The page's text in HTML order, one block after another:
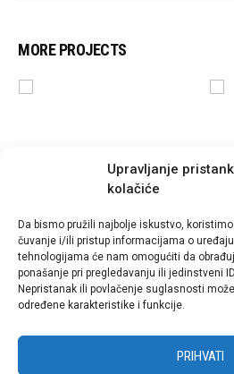
Upravljanje
kolačiće
Da bismo pružili najbolje iskustvo,
čuvanje i/ili pristup informacijama o
tehnologijama će nam omogućiti da
ponašanje pri pregledavanju ili jedinstveni
Nepristanak ili povlačenje suglasnosti
određene karakteristike i funkcije.
PRIHVATI
MORE PROJECTS
26. veljače 2022.
SC ARENA
1.